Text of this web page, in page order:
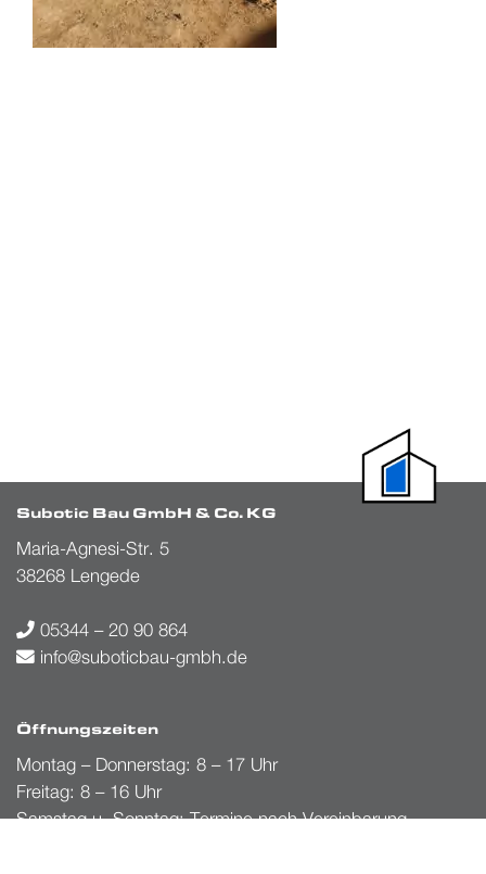
Subotic Bau GmbH & Co. KG
Maria-Agnesi-Str. 5
38268 Lengede
05344 – 20 90 864
info@suboticbau-gmbh.de
Öffnungszeiten
Montag – Donnerstag: 8 – 17 Uhr
Freitag: 8 – 16 Uhr
Samstag u. Sonntag: Termine nach Vereinbarung